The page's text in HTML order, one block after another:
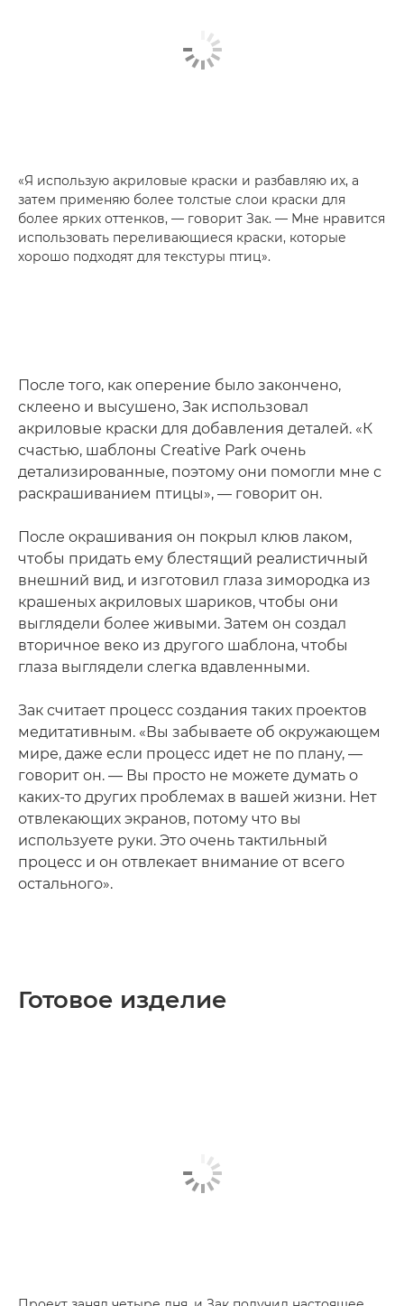
«Я использую акриловые краски и разбавляю их, а
затем применяю более толстые слои краски для
более ярких оттенков, — говорит Зак. — Мне нравится
использовать переливающиеся краски, которые
хорошо подходят для текстуры птиц».
После того, как оперение было закончено,
склеено и высушено, Зак использовал
акриловые краски для добавления деталей. «К
счастью, шаблоны Creative Park очень
детализированные, поэтому они помогли мне с
раскрашиванием птицы», — говорит он.
После окрашивания он покрыл клюв лаком,
чтобы придать ему блестящий реалистичный
внешний вид, и изготовил глаза зимородка из
крашеных акриловых шариков, чтобы они
выглядели более живыми. Затем он создал
вторичное веко из другого шаблона, чтобы
глаза выглядели слегка вдавленными.
Зак считает процесс создания таких проектов
медитативным. «Вы забываете об окружающем
мире, даже если процесс идет не по плану, —
говорит он. — Вы просто не можете думать о
каких-то других проблемах в вашей жизни. Нет
отвлекающих экранов, потому что вы
используете руки. Это очень тактильный
процесс и он отвлекает внимание от всего
остального».
Готовое изделие